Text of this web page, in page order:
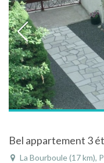
Bel appartement 3
La Bourboule (17 km), Puy-